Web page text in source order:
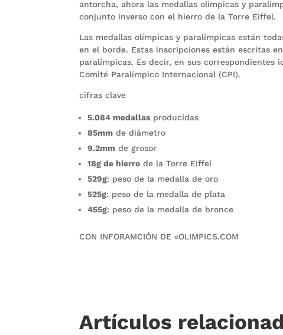
antorcha, ahora las medallas olímpicas y
conjunto inverso con el hierro de la Torre Eiffel.
Las medallas olímpicas y paralímpicas están
en el borde. Estas inscripciones están escritas
paralímpicas. Es decir, en sus correspondientes
Comité Paralímpico Internacional (CPI).
cifras clave
5.084 medallas producidas
85mm de diámetro
9.2mm de grosor
18g de hierro de la Torre Eiffel
529g: peso de la medalla de oro
525g: peso de la medalla de plata
455g: peso de la medalla de bronce
CON INFORAMCIÓN DE «OLIMPICS.COM
Artículos